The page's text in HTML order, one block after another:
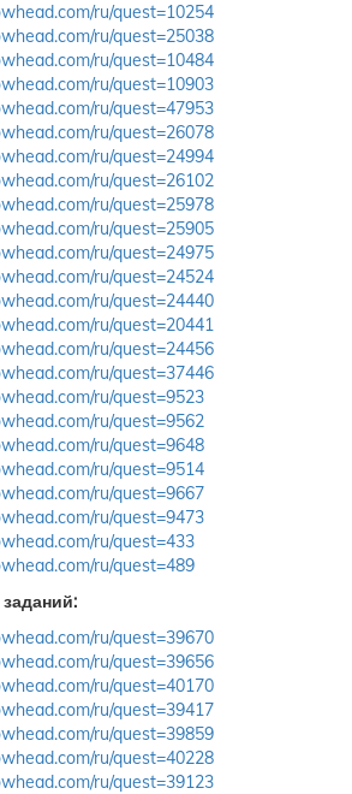
ru/quest=10254
ru/quest=25038
ru/quest=10484
ru/quest=10903
ru/quest=47953
ru/quest=26078
ru/quest=24994
ru/quest=26102
ru/quest=25978
ru/quest=25905
ru/quest=24975
ru/quest=24524
ru/quest=24440
ru/quest=20441
ru/quest=24456
ru/quest=37446
ru/quest=9523
ru/quest=9562
ru/quest=9648
ru/quest=9514
ru/quest=9667
ru/quest=9473
ru/quest=433
ru/quest=489
ru/quest=39670
ru/quest=39656
ru/quest=40170
ru/quest=39417
ru/quest=39859
ru/quest=40228
ru/quest=39123